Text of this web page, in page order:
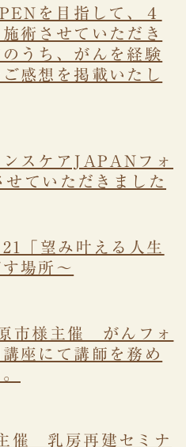
を目指して、４
術させていただき
うち、がんを経験
感想を掲載いたし
スケアJAPANフォ
ていただきました
「望み叶える人生
場所～
市様主催 がんフォ
座にて講師を務め
催 乳房再建セミナ